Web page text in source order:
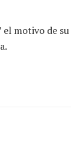
motivo de